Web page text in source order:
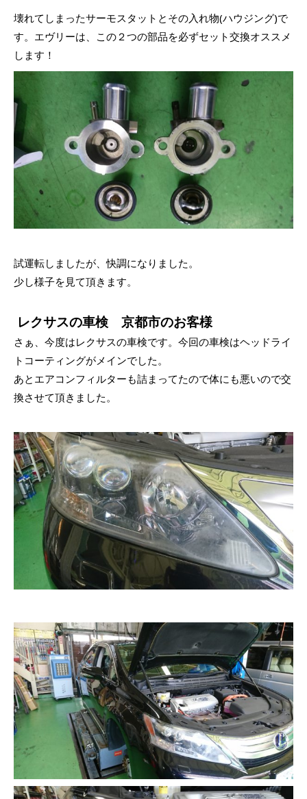
壊れてしまったサーモスタットとその入れ物(ハウジング)で
す。エヴリーは、この２つの部品を必ずセット交換オススメ
します！
試運転しましたが、快調になりました。
少し様子を見て頂きます。
レクサスの車検 京都市のお客様
さぁ、今度はレクサスの車検です。今回の車検はヘッドライ
トコーティングがメインでした。
あとエアコンフィルターも詰まってたので体にも悪いので交
換させて頂きました。